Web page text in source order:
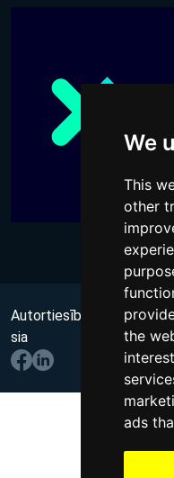
We
This
other
the
ads
Autortiesības @ 2026
sia